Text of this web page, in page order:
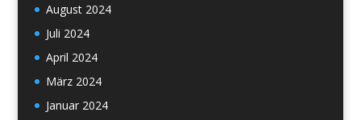
August 2024
Juli 2024
April 2024
März 2024
Januar 2024